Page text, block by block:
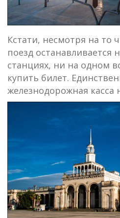
Кстати, несмотря на то
поезд останавливается
станциях, ни на одном
купить билет.
железнодорожная касса